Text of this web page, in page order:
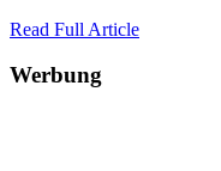
Read Full Article
Werbung